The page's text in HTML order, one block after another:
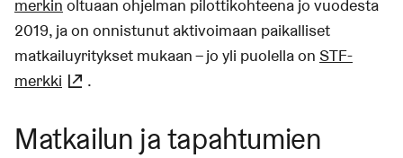
merkin oltuaan ohjelman pilottikohteena jo vuodesta
2019, ja on onnistunut aktivoimaan paikalliset
matkailuyritykset mukaan – jo yli puolella on STF-
merkki
(Linkki johtaa ulkoiseen palveluun)
.
Matkailun ja tapahtumien